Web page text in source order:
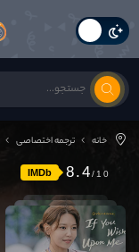
خانه ترجمه اختصاصی
IMDb 8.4